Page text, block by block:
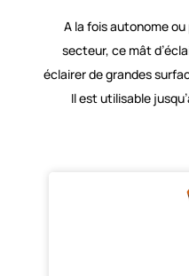
A la fois autonome
secteur, ce mât
éclairer de grandes
Il est utilisable